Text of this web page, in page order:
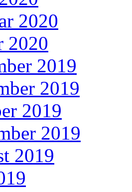
2020
2020
2019
2019
2019
2019
2019